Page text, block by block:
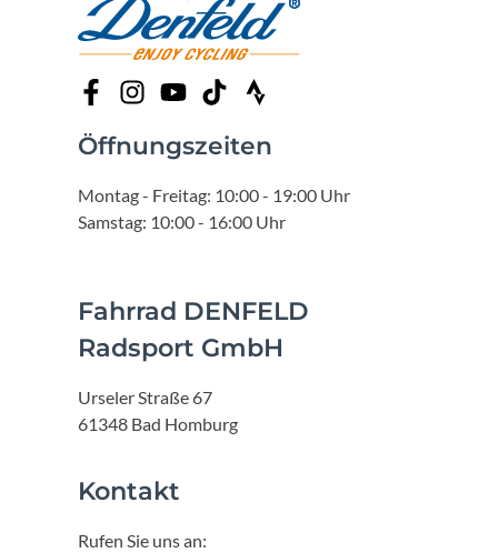
Öffnungszeiten
Montag - Freitag: 10:00 - 19:00 Uhr
Samstag: 10:00 - 16:00 Uhr
Fahrrad DENFELD
Radsport GmbH
Urseler Straße 67
61348 Bad Homburg
Kontakt
Rufen Sie uns an: